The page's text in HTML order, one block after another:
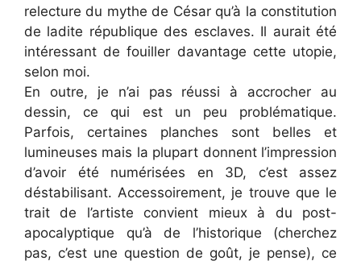
relecture du mythe de César qu’à la constitution
de ladite république des esclaves. Il aurait été
intéressant de fouiller davantage cette utopie,
selon moi.
En outre, je n’ai pas réussi à accrocher au
dessin, ce qui est un peu problématique.
Parfois, certaines planches sont belles et
lumineuses mais la plupart donnent l’impression
d’avoir été numérisées en 3D, c’est assez
déstabilisant. Accessoirement, je trouve que le
trait de l’artiste convient mieux à du post-
apocalyptique qu’à de l’historique (cherchez
pas, c’est une question de goût, je pense), ce